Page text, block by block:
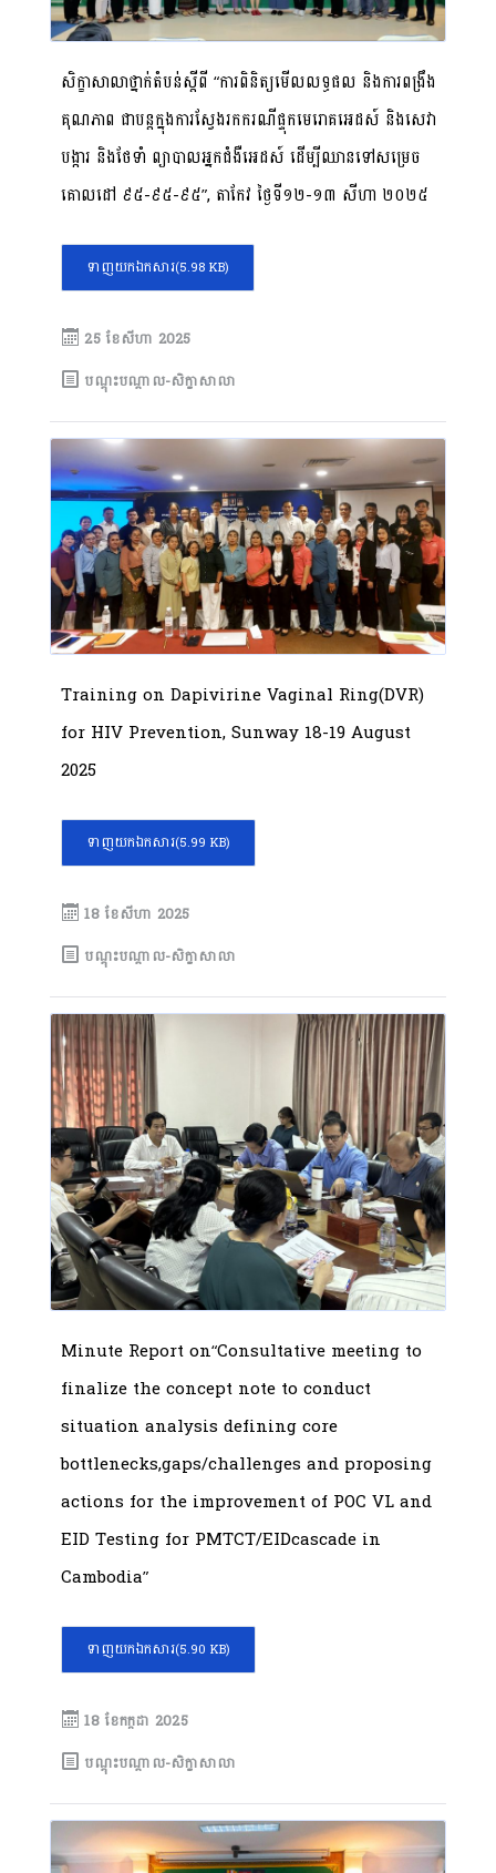
សិក្ខាសាលាថ្នាក់តំបន់ស្តីពី “ការពិនិត្យមើលលទ្ធផល និងការពង្រឹង
គុណភាព ជាបន្តក្នុងការស្វែងរកករណីផ្ទុកមេរោគអេដស៍ និងសេវា
បង្ការ និងថែទាំ ព្យាបាលអ្នកជំងឺអេដស៍ ដើម្បីឈានទៅសម្រេច
គោលដៅ ៩៥-៩៥-៩៥”, តាកែវ ថ្ងៃទី១២-១៣ សីហា ២០២៥
ទាញយកឯកសារ(5.98 KB)
25 ខែ​សីហា 2025
បណ្តុះបណ្តាល-សិក្ខាសាលា
Training on Dapivirine Vaginal Ring(DVR)
for HIV Prevention, Sunway 18-19 August
2025
ទាញយកឯកសារ(5.99 KB)
18 ខែ​សីហា 2025
បណ្តុះបណ្តាល-សិក្ខាសាលា
Minute Report on“Consultative meeting to
finalize the concept note to conduct
situation analysis defining core
bottlenecks,gaps/challenges and proposing
actions for the improvement of POC VL and
EID Testing for PMTCT/EIDcascade in
Cambodia”
ទាញយកឯកសារ(5.90 KB)
18 ខែ​កក្កដា 2025
បណ្តុះបណ្តាល-សិក្ខាសាលា